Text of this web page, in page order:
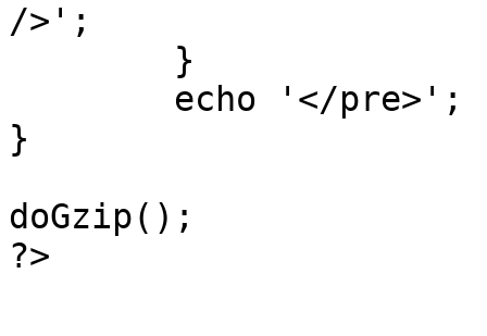
/>';
}
doGzip();
?>